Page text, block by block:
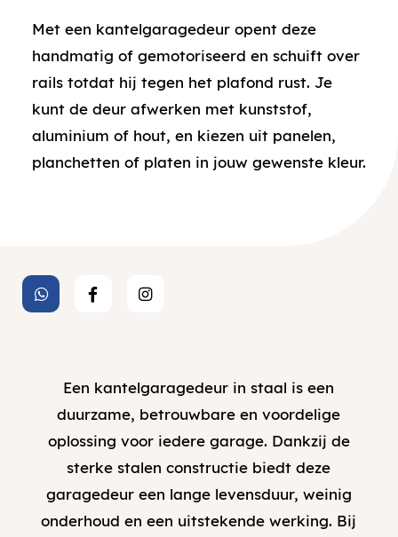
Met een kantelgaragedeur opent deze
handmatig of gemotoriseerd en schuift over
rails totdat hij tegen het plafond rust. Je
kunt de deur afwerken met kunststof,
aluminium of hout, en kiezen uit panelen,
planchetten of platen in jouw gewenste kleur.
Een kantelgaragedeur in staal is een
duurzame, betrouwbare en voordelige
oplossing voor iedere garage. Dankzij de
sterke stalen constructie biedt deze
garagedeur een lange levensduur, weinig
onderhoud en een uitstekende werking. Bij